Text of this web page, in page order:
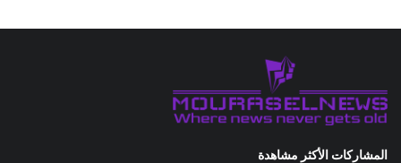
المشاركات الأكثر مشاهدة